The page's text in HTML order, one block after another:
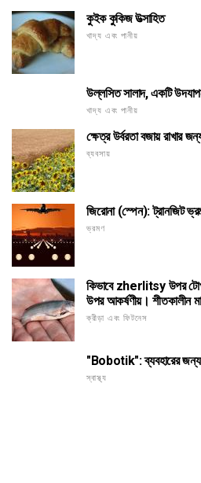
কুইক কুকিজ উত্সাহিত
খাদ্য এবং পানীয়
উল্লসিত সালাদ, একটি
খাদ্য এবং পানীয়
ক্ষেত্র উর্বরতা বজায় রাখার
ব্যবসায়
জিরোনা (স্পেন): ট্রানজিট
ভ্রমণ
কিভাবে zherlitsy উপর
উপর আকর্ষণীয়। শীতকালীন
ক্রীড়া এবং ফিটনেস
"Bobotik": ব্যবহারের জন্য
স্বাস্থ্য